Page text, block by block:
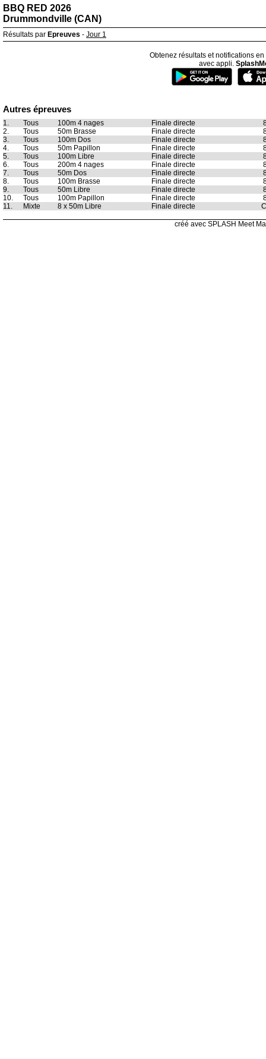
BBQ RED 2026
Drummondville (CAN)
Résultats par Epreuves - Jour 1
Obtenez résultats et notifications
avec appli.
Autres épreuves
1. Tous 100m 4 nages Finale directe
2.
Tous 50m Brasse Finale directe
3.
Tous 100m Dos Finale directe
4.
Tous 50m Papillon Finale directe
5.
Tous 100m Libre Finale directe
6.
Tous 200m 4 nages Finale directe
7.
Tous 50m Dos Finale directe
8.
Tous 100m Brasse Finale directe
9.
Tous 50m Libre Finale directe
10.
Tous 100m Papillon Finale directe
11.
Mixte 8 x 50m Libre Finale directe
créé avec SPLASH Meet